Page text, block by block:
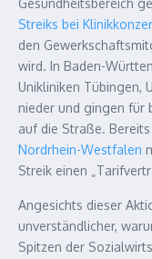
Gesundheitsbereich
Streiks bei
den
wird. In Baden-
Unikliniken Tübingen,
nieder und gingen für
auf die Straße.
Nordrhein-Westfalen
Streik einen
Angesichts dieser
unverständlicher,
Spitzen der